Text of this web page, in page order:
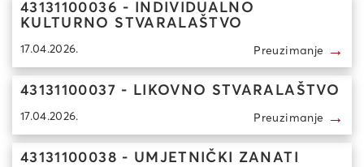
43131100036 - INDIVIDUALNO
KULTURNO STVARALAŠTVO
17.04.2026. Preuzimanje →
43131100037 - LIKOVNO STVARALAŠTVO
17.04.2026. Preuzimanje →
43131100038 - UMJETNIČKI ZANATI